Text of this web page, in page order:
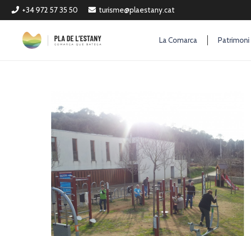
+34 972 57 35 50 turisme@plaestany.cat
La Comarca Patrimoni